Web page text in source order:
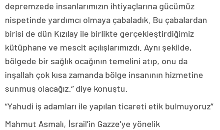
depremzede insanlarımızın ihtiyaçlarına gücümüz
nispetinde yardımcı olmaya çabaladık. Bu çabalardan
birisi de dün Kızılay ile birlikte gerçekleştirdiğimiz
kütüphane ve mescit açılışlarımızdı. Aynı şekilde,
bölgede bir sağlık ocağının temelini atıp, onu da
inşallah çok kısa zamanda bölge insanının hizmetine
sunmuş olacağız.” diye konuştu.
“Yahudi iş adamları ile yapılan ticareti etik bulmuyoruz”
Mahmut Asmalı, İsrail’in Gazze’ye yönelik